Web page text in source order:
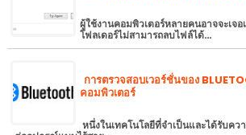
ผู้ใช้งานคอมพิวเตอร์หลายคนอาจจะเจ
โฟลเดอร์ไม่สามารถลบไฟล์ได้…
การตรวจสอบเวอร์ชั่นของ
คอมพิวเตอร์
หนึ่งในเทคโนโลยีที่จำเป็นและได้รับคว